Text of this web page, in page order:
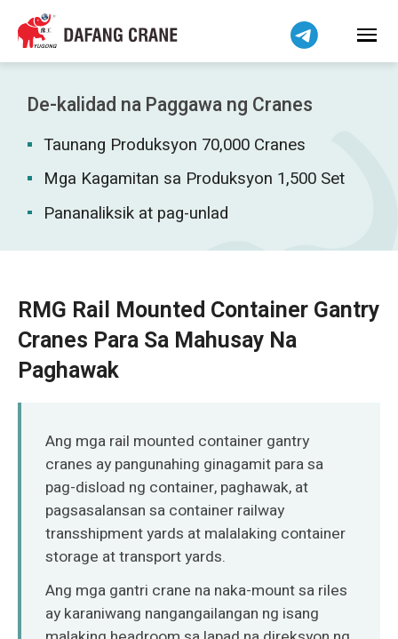
De-kalidad na Paggawa ng Cranes
Taunang Produksyon 70,000 Cranes
Mga Kagamitan sa Produksyon 1,500 Set
Pananaliksik at pag-unlad
RMG Rail Mounted Container Gantry
Cranes Para Sa Mahusay Na
Paghawak
Ang mga rail mounted container gantry
cranes ay pangunahing ginagamit para sa
pag-disload ng container, paghawak, at
pagsasalansan sa container railway
transshipment yards at malalaking container
storage at transport yards.
Ang mga gantri crane na naka-mount sa riles
ay karaniwang nangangailangan ng isang
हिन्दी
Bahasa Indonesia
Bahasa Melayu
Tiếng Việt
বাংলা
فارسی
اردو
Kiswahili
Dansk
Norsk
O‘zbekcha